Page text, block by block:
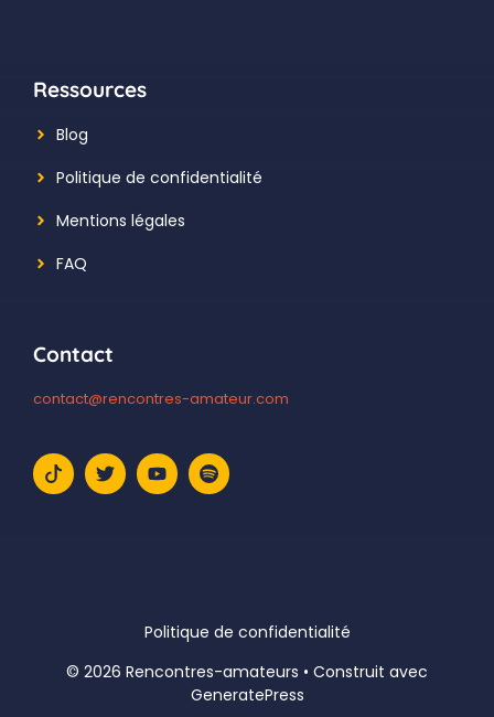
Ressources
Blog
Politique de confidentialité
Mentions légales
FAQ
Contact
contact@rencontres-amateur.com
Politique de confidentialité
© 2026 Rencontres-amateurs • Construit avec
GeneratePress